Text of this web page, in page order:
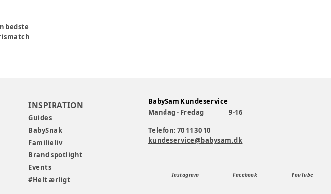
bedste
INSPIRATION
Guides
BabySnak
Familieliv
Brand spotlight
Events
#Helt ærligt
BabySam Kundeservice
Mandag - Fredag
9-16
Telefon: 70 11 30 10
kundeservice@babysam.dk
Instagram Facebook YouTube